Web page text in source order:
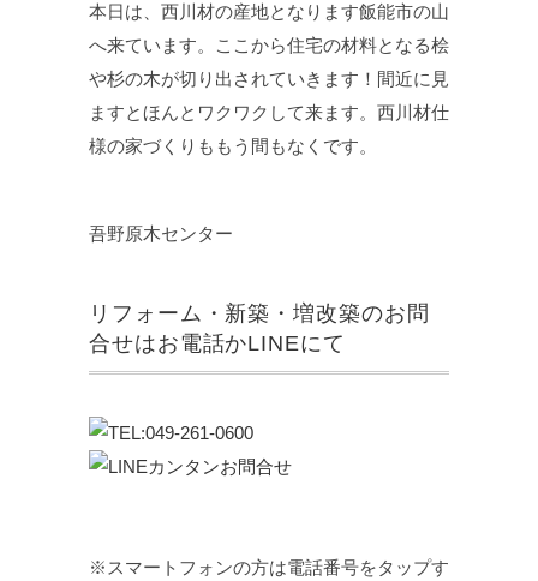
本日は、西川材の産地となります飯能市の山
へ来ています。ここから住宅の材料となる桧
や杉の木が切り出されていきます！間近に見
ますとほんとワクワクして来ます。西川材仕
様の家づくりももう間もなくです。
吾野原木センター
リフォーム・新築・増改築のお問
合せはお電話かLINEにて
※スマートフォンの方は電話番号をタップす